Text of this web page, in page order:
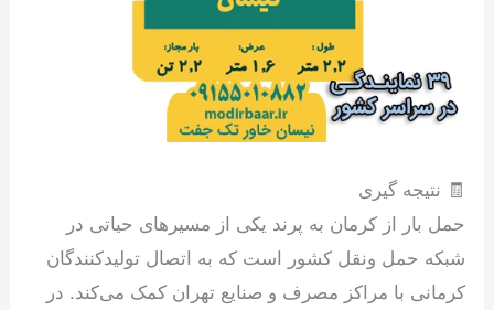
🧾 نتیجه گیری
حمل بار از کرمان به پرند یکی از مسیرهای حیاتی در
شبکه حمل ونقل کشور است که به اتصال تولیدکنندگان
کرمانی با مراکز مصرف و صنایع تهران کمک می‌کند. در